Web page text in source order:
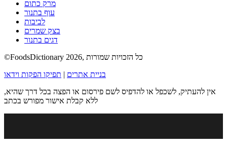
מרק כתום
עוף בתנור
לביבות
בצק שמרים
דגים בתנור
©FoodsDictionary 2026, כל הזכויות שמורות
בניית אתרים
תפיקו הפקות וידאו
אין להעתיק, לשכפל או להדפיס לשם פירסום או הפצה בכל דרך שהיא,
ללא קבלת אישור מפורש בכתב